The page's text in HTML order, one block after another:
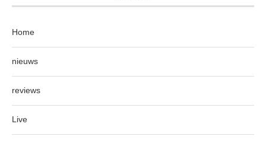
Home
nieuws
reviews
Live